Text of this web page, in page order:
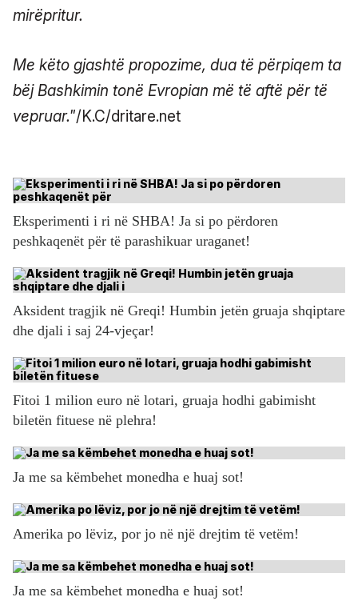
mirëpritur.
Me këto gjashtë propozime, dua të përpiqem ta
bëj Bashkimin tonë Evropian më të aftë për të
vepruar."/K.C/dritare.net
Eksperimenti i ri në SHBA! Ja si po përdoren
peshkaqenët për të parashikuar uraganet!
Aksident tragjik në Greqi! Humbin jetën gruaja shqiptare
dhe djali i saj 24-vjeçar!
Fitoi 1 milion euro në lotari, gruaja hodhi gabimisht
biletën fituese në plehra!
Ja me sa këmbehet monedha e huaj sot!
Amerika po lëviz, por jo në një drejtim të vetëm!
Ja me sa këmbehet monedha e huaj sot!